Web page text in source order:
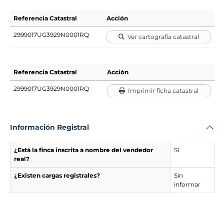
Referencia Catastral Acción
2999017UG3929N0001RQ Ver cartografía catastral
Referencia Catastral Acción
2999017UG3929N0001RQ Imprimir ficha catastral
Información Registral
¿Está la finca inscrita a nombre del vendedor
real?
SI
¿Existen cargas registrales?
Sin
informar